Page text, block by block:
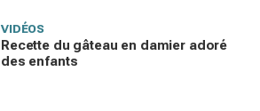
VIDÉOS
Recette du gâteau en damier adoré
des enfants